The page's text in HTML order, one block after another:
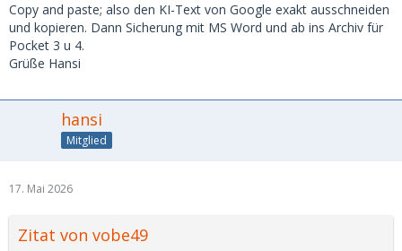
Copy and paste; also den KI-Text von Google exakt ausschneiden
und kopieren. Dann Sicherung mit MS Word und ab ins Archiv für
Pocket 3 u 4.
Grüße Hansi
hansi
Mitglied
17. Mai 2026
Zitat von vobe49